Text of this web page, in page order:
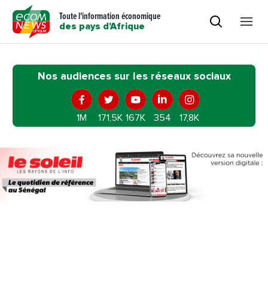
Toute l'information économique
des pays d'Afrique
Nos audiences sur les réseaux sociaux
1M 171,5K 167K 354 17,8K